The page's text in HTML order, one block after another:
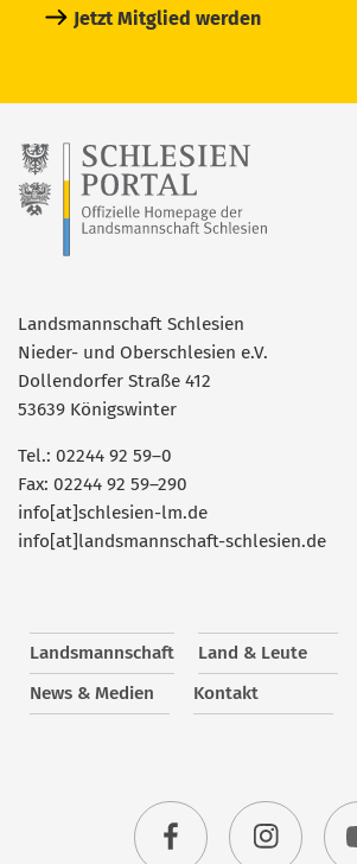
Jetzt Mitglied werden
Landsmannschaft Schlesien
Nieder- und Oberschlesien e.V.
Dollendorfer Straße 412
53639 Königswinter
Tel.: 02244 92 59–0
Fax: 02244 92 59–290
info[at]schlesien-lm.de
info[at]landsmannschaft-schlesien.de
Landsmannschaft Land & Leute
News & Medien
Kontakt